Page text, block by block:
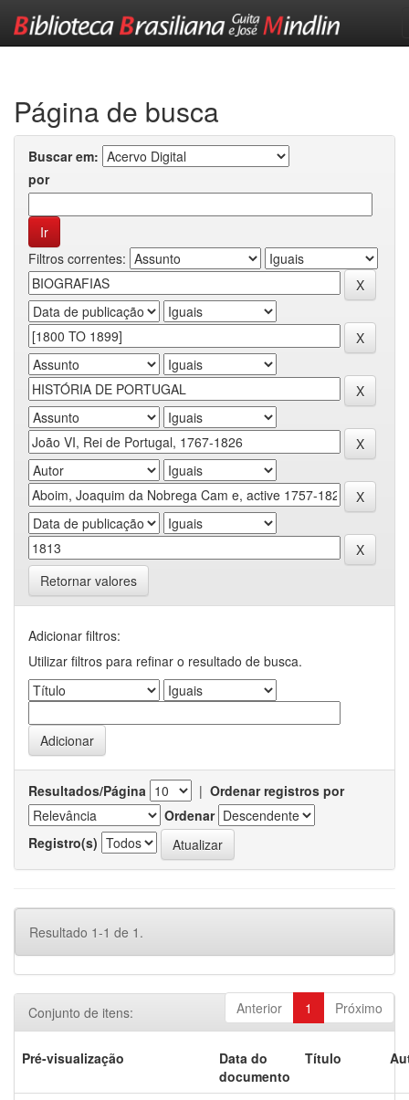
Página de busca
Buscar em:
por
Filtros correntes:
Retornar valores
Adicionar filtros:
Utilizar filtros para refinar o resultado de busca.
Resultados/Página | Ordenar registros por
Ordenar
Registro(s)
Resultado 1-1 de 1.
Anterior 1 Próximo
Conjunto de itens:
Pré-visualização
Data do
documento
Título